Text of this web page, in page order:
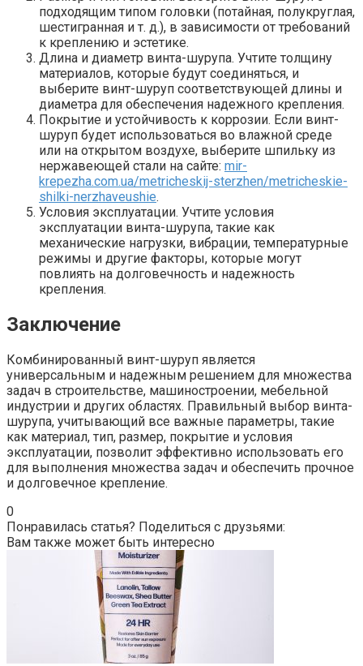
подходящим типом головки (потайная, полукруглая,
шестигранная и т. д.), в зависимости от требований
к креплению и эстетике.
Длина и диаметр винта-шурупа. Учтите толщину
материалов, которые будут соединяться, и
выберите винт-шуруп соответствующей длины и
диаметра для обеспечения надежного крепления.
Покрытие и устойчивость к коррозии. Если винт-
шуруп будет использоваться во влажной среде
или на открытом воздухе, выберите шпильку из
нержавеющей стали на сайте: mir-
krepezha.com.ua/metricheskij-sterzhen/metricheskie-
shilki-nerzhaveushie.
Условия эксплуатации. Учтите условия
эксплуатации винта-шурупа, такие как
механические нагрузки, вибрации, температурные
режимы и другие факторы, которые могут
повлиять на долговечность и надежность
крепления.
Заключение
Комбинированный винт-шуруп является
универсальным и надежным решением для множества
задач в строительстве, машиностроении, мебельной
индустрии и других областях. Правильный выбор винта-
шурупа, учитывающий все важные параметры, такие
как материал, тип, размер, покрытие и условия
эксплуатации, позволит эффективно использовать его
для выполнения множества задач и обеспечить прочное
и долговечное крепление.
0
Понравилась статья? Поделиться с друзьями:
Вам также может быть интересно